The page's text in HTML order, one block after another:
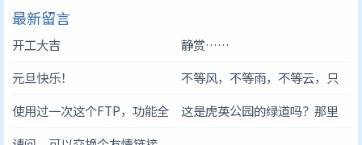
最新留言
开工大吉
静赏……
元旦快乐！
不等风，不等雨，不等云，只
等你！
使用过一次这个FTP，功能全
面，还可以的
这是虎英公园的绿道吗？那里